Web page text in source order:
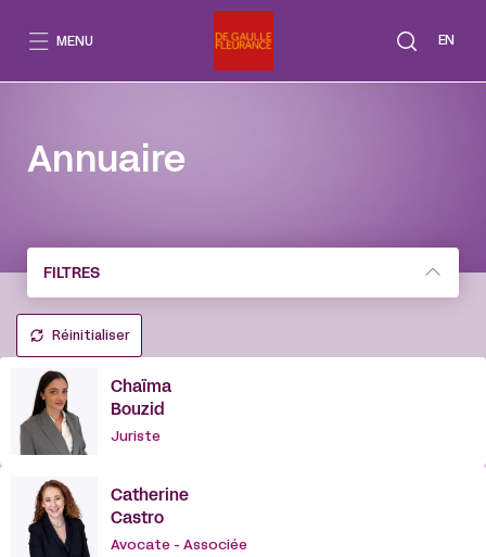
EN
MENU
Annuaire
FILTRES
Réinitialiser
Chaïma
Bouzid
Juriste
Catherine
Castro
Avocate - Associée